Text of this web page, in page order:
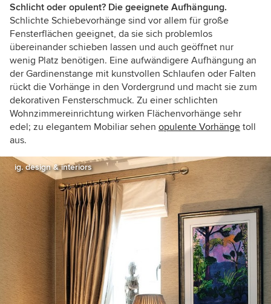
Schlicht oder opulent? Die geeignete Aufhängung.
Schlichte Schiebevorhänge sind vor allem für große
Fensterflächen geeignet, da sie sich problemlos
übereinander schieben lassen und auch geöffnet nur
wenig Platz benötigen. Eine aufwändigere Aufhängung an
der Gardinenstange mit kunstvollen Schlaufen oder Falten
rückt die Vorhänge in den Vordergrund und macht sie zum
dekorativen Fensterschmuck. Zu einer schlichten
Wohnzimmereinrichtung wirken Flächenvorhänge sehr
edel; zu elegantem Mobiliar sehen opulente Vorhänge toll
aus.
ig. design & interiors